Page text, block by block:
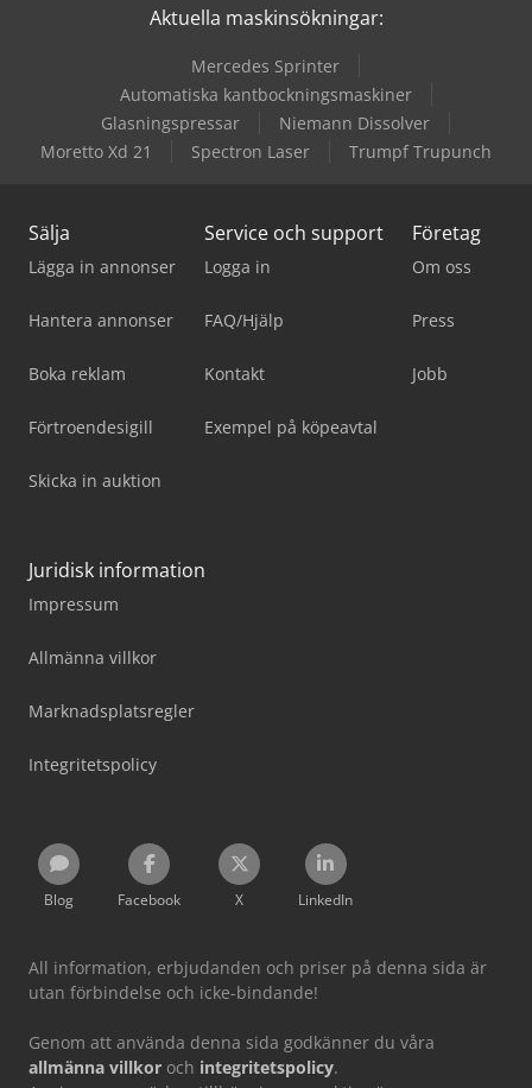
Aktuella maskinsökningar:
Mercedes Sprinter
Automatiska kantbockningsmaskiner
Glasningspressar
Niemann Dissolver
Moretto Xd 21
Spectron Laser Trumpf Trupunch
Sälja
Lägga in annonser
Hantera annonser
Boka reklam
Förtroendesigill
Skicka in auktion
Service och support
Logga in
FAQ/Hjälp
Kontakt
Exempel på köpeavtal
Företag
Om oss
Press
Jobb
Juridisk information
Impressum
Allmänna villkor
Marknadsplatsregler
Integritetspolicy
Blog Facebook X LinkedIn
All information, erbjudanden och priser på denna sida är
utan förbindelse och icke-bindande!
Genom att använda denna sida godkänner du våra
allmänna villkor och integritetspolicy.